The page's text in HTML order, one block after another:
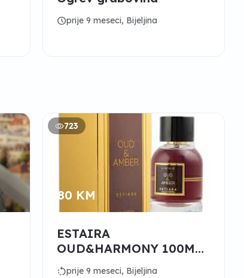
scheduleprije 9 meseci, Bijeljina
723
80 KM
ESTAIRA
OUD&HARMONY 100ML
80KM
rotate_leftprije 9 meseci, Bijeljina